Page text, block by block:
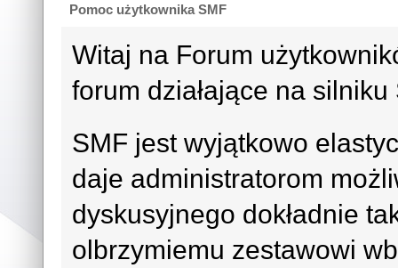
Pomoc użytkownika SMF
Witaj na Forum
forum działające na
SMF jest wyjątkowo
daje administratorom
dyskusyjnego dokładnie
olbrzymiemu zestawowi